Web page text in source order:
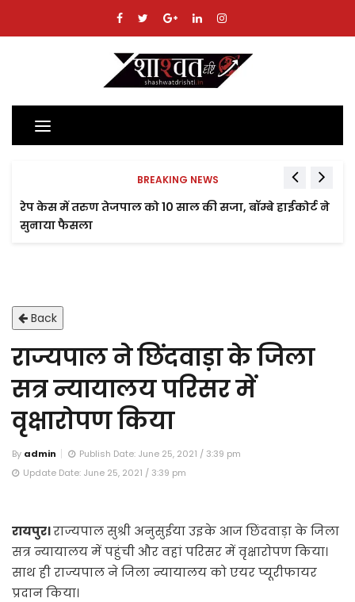
Toggle
navigation
BREAKING NEWS
रेप केस में तरुण तेजपाल को 10 साल की सजा, बॉम्बे हाईकोर्ट ने
सुनाया फैसला
Back
राज्यपाल ने छिंदवाड़ा के जिला
सत्र न्यायालय परिसर में
वृक्षारोपण किया
By admin
Publish Date: June 25, 2021 / 3:39 pm
Update Date: June 25, 2021 / 3:39 pm
रायपुर।राज्यपाल सुश्री अनुसुईया उइके आज छिंदवाड़ा के जिला
सत्र न्यायालय में पहुंची और वहां परिसर में वृक्षारोपण किया।
साथ ही राज्यपाल ने जिला न्यायालय को एयर प्यूरीफायर
प्रदान किया।